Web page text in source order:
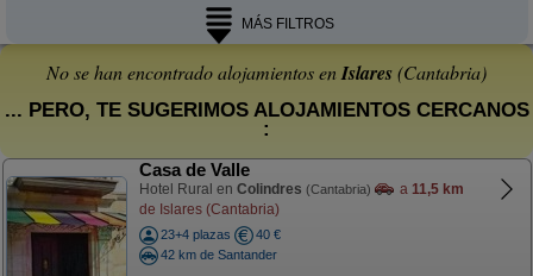
MÁS FILTROS
No se han encontrado alojamientos enIslares(Cantabria)
... PERO, TE SUGERIMOS ALOJAMIENTOS CERCANOS
:
Casa de Valle
Hotel Rural en Colindres (Cantabria) a 11,5 km
de Islares (Cantabria)
23+4 plazas
40 €
42 km de Santander